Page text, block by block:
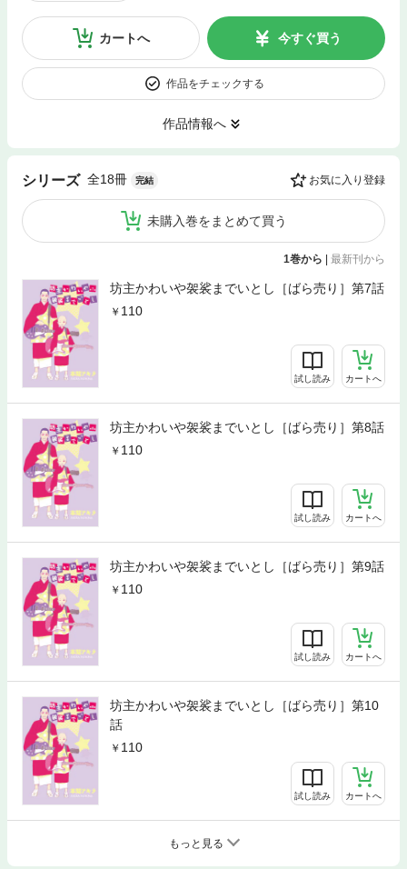
カートへ 今すぐ買う
作品をチェックする
作品情報へ
シリーズ 全18冊 完結 お気に入り登録
未購入巻をまとめて買う
1巻から | 最新刊から
坊主かわいや袈裟までいとし［ばら売り］第7話
110
試し読み カートへ
坊主かわいや袈裟までいとし［ばら売り］第8話
110
試し読み カートへ
坊主かわいや袈裟までいとし［ばら売り］第9話
110
試し読み カートへ
坊主かわいや袈裟までいとし［ばら売り］第10
話
110
試し読み カートへ
もっと見る